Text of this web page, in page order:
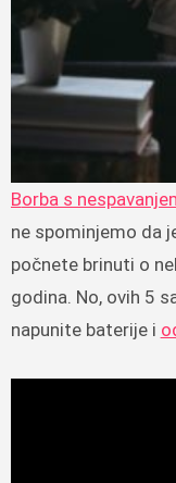
Borba s
ne spominjemo da
počnete brinuti o
godina. No, ovih 5
napunite baterije i